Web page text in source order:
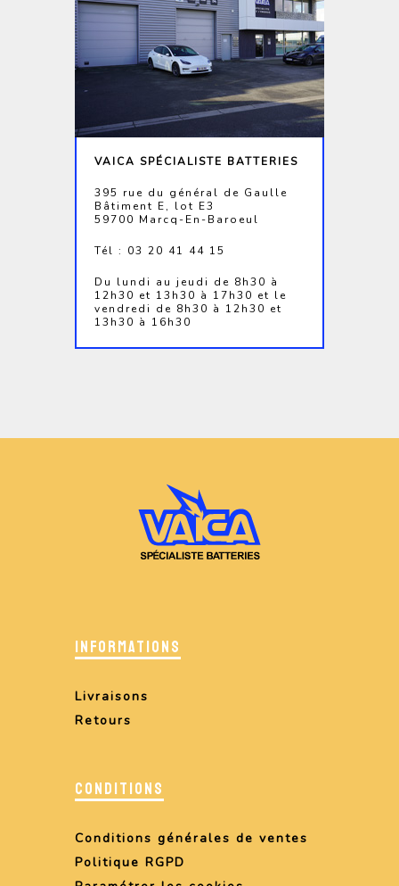
VAICA SPÉCIALISTE BATTERIES
395 rue du général de Gaulle
Bâtiment E, lot E3
59700 Marcq-En-Baroeul
Tél : 03 20 41 44 15
Du lundi au jeudi de 8h30 à
12h30 et 13h30 à 17h30 et le
vendredi de 8h30 à 12h30 et
13h30 à 16h30
INFORMATIONS
Livraisons
Retours
CONDITIONS
Conditions générales de ventes
Politique RGPD